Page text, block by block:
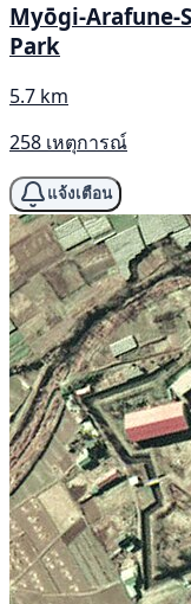
Myōgi-Arafune-
Park
5.7 km
258 เหตุการณ์
แจ้งเตือน